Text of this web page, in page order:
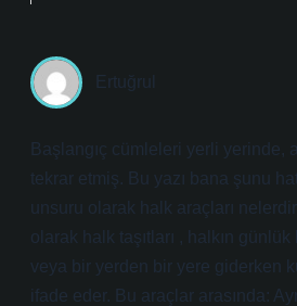
Ertuğrul
Başlangıç cümleleri yerli yerinde,
tekrar etmiş. Bu yazı bana şunu
unsuru olarak halk araçları
olarak halk taşıtları , halkın günlük
veya bir yerden bir yere giderken
ifade eder. Bu araçlar arasında: